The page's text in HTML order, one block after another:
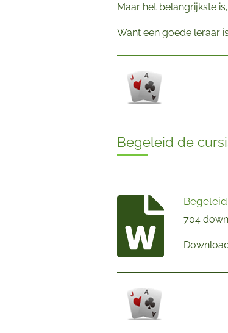
Maar het belangrijkste
Want een goede leraar
Begeleid de
704